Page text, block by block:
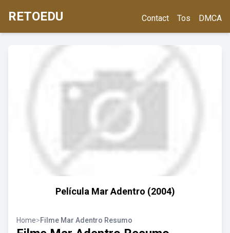
RETOEDU Contact Tos DMCA
Película Mar Adentro (2004)
Home>Filme Mar Adentro Resumo